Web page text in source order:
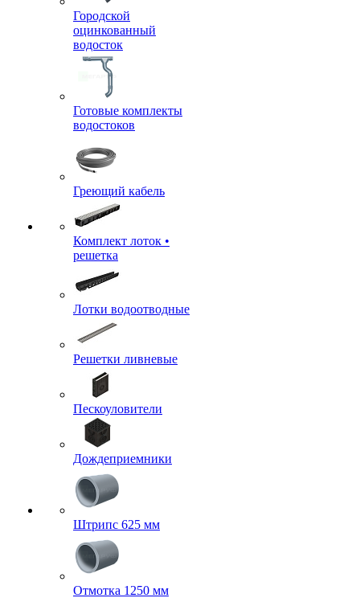
Городской
оцинкованный
водосток
Готовые комплекты
водостоков
Греющий кабель
Комплект лоток •
решетка
Лотки водоотводные
Решетки ливневые
Пескоуловители
Дождеприемники
Штрипс 625 мм
Отмотка 1250 мм